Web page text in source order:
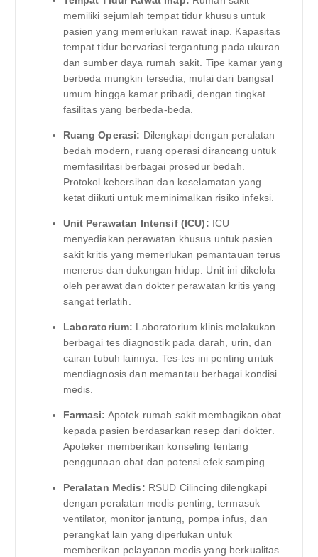
memiliki sejumlah tempat tidur khusus untuk
pasien yang memerlukan rawat inap. Kapasitas
tempat tidur bervariasi tergantung pada ukuran
dan sumber daya rumah sakit. Tipe kamar yang
berbeda mungkin tersedia, mulai dari bangsal
umum hingga kamar pribadi, dengan tingkat
fasilitas yang berbeda-beda.
Ruang Operasi: Dilengkapi dengan peralatan
bedah modern, ruang operasi dirancang untuk
memfasilitasi berbagai prosedur bedah.
Protokol kebersihan dan keselamatan yang
ketat diikuti untuk meminimalkan risiko infeksi.
Unit Perawatan Intensif (ICU): ICU
menyediakan perawatan khusus untuk pasien
sakit kritis yang memerlukan pemantauan terus
menerus dan dukungan hidup. Unit ini dikelola
oleh perawat dan dokter perawatan kritis yang
sangat terlatih.
Laboratorium: Laboratorium klinis melakukan
berbagai tes diagnostik pada darah, urin, dan
cairan tubuh lainnya. Tes-tes ini penting untuk
mendiagnosis dan memantau berbagai kondisi
medis.
Farmasi: Apotek rumah sakit membagikan obat
kepada pasien berdasarkan resep dari dokter.
Apoteker memberikan konseling tentang
penggunaan obat dan potensi efek samping.
Peralatan Medis: RSUD Cilincing dilengkapi
dengan peralatan medis penting, termasuk
ventilator, monitor jantung, pompa infus, dan
perangkat lain yang diperlukan untuk
memberikan pelayanan medis yang berkualitas.